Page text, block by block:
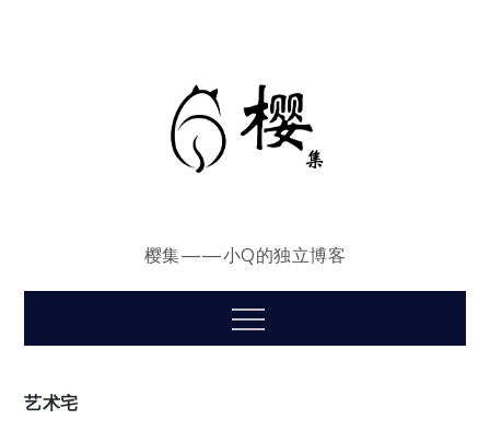
樱集——小Q的独立博客
Menu
艺术宅